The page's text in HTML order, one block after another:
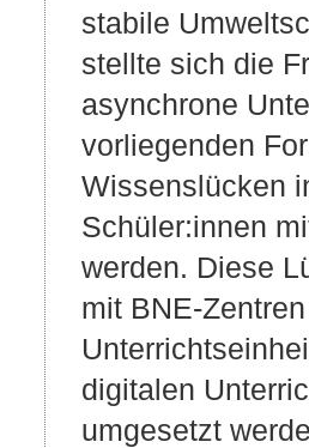
stabile
stellte sich die
asynchrone
vorliegenden
Wissenslücken
Schüler:innen
werden. Diese
mit BNE-
digitalen
umgesetzt